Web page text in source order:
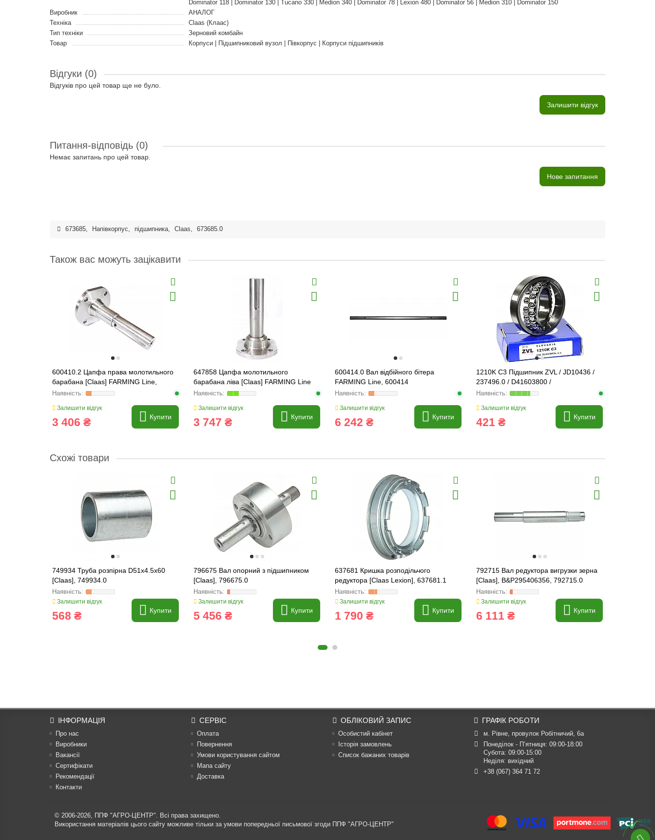
Dominator 118 | Dominator 130 | Tucano 330 | Medion 340 | Dominator 78 | Lexion 480 | Dominator 56 | Medion 310 | Dominator 150
Виробник
АНАЛОГ
Техніка
Claas (Клаас)
Тип техніки
Зерновий комбайн
Товар
Корпуси | Підшипниковий вузол | Півкорпус | Корпуси підшипників
Відгуки (0)
Відгуків про цей товар ще не було.
Залишити відгук
Питання-відповідь (0)
Немає запитань про цей товар.
Нове запитання
673685, Напівкорпус, підшипника, Claas, 673685.0
Також вас можуть зацікавити
600410.2 Цапфа права молотильного
барабана [Claas] FARMING Line,
600410
Залишити відгук
3 406 ₴ Купити
647858 Цапфа молотильного
барабана ліва [Claas] FARMING Line
Залишити відгук
3 747 ₴ Купити
600414.0 Вал відбійного бітера
FARMING Line, 600414
Залишити відгук
6 242 ₴ Купити
1210K C3 Підшипник ZVL / JD10436 /
237496.0 / D41603800 /
Залишити відгук
421 ₴ Купити
Схожі товари
749934 Труба розпірна D51x4.5x60
[Claas], 749934.0
Залишити відгук
568 ₴ Купити
796675 Вал опорний з підшипником
[Claas], 796675.0
Залишити відгук
5 456 ₴ Купити
637681 Кришка розподільчого
редуктора [Claas Lexion], 637681.1
Залишити відгук
1 790 ₴ Купити
792715 Вал редуктора вигрузки зерна
[Claas], B&P295406356, 792715.0
Залишити відгук
6 111 ₴ Купити
ІНФОРМАЦІЯ
Про нас
Виробники
Вакансії
Сертифікати
Рекомендації
Контакти
СЕРВІС
Оплата
Повернення
Умови користування сайтом
Мапа сайту
Доставка
ОБЛІКОВИЙ ЗАПИС
Особистий кабінет
Історія замовлень
Список бажаних товарів
ГРАФІК РОБОТИ
м. Рівне, провулок Робітничий, 6а
Понеділок - П’ятниця: 09:00-18:00
Субота: 09:00-15:00
Неділя: вихідний
+38 (067) 364 71 72
© 2006-2026, ППФ "АГРО-ЦЕНТР". Всі права захищено.
Використання матеріалів цього сайту можливе тільки за умови попередньої письмової згоди ППФ "АГРО-ЦЕНТР"